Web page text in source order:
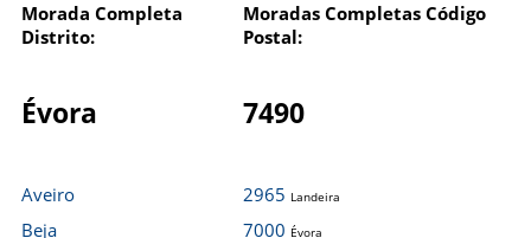
Morada Completa
Distrito:
Moradas Completas Código
Postal:
Évora 7490
Aveiro
Beja
2965 Landeira
7000 Évora